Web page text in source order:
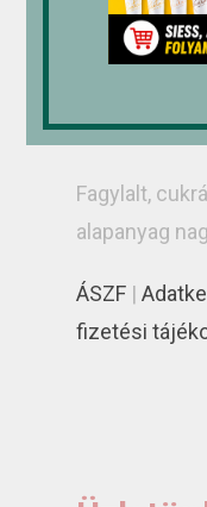
Kft.
Fagylalt,
alapanyag
ÁSZF |
fizetési